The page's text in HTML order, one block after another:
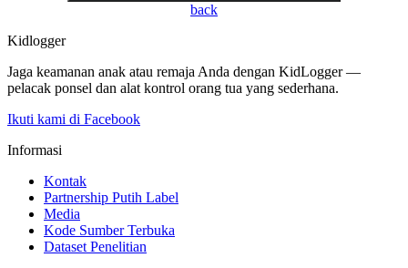
back
Kidlogger
Jaga keamanan anak atau remaja Anda dengan KidLogger —
pelacak ponsel dan alat kontrol orang tua yang sederhana.
Ikuti kami di Facebook
Informasi
Kontak
Partnership Putih Label
Media
Kode Sumber Terbuka
Dataset Penelitian